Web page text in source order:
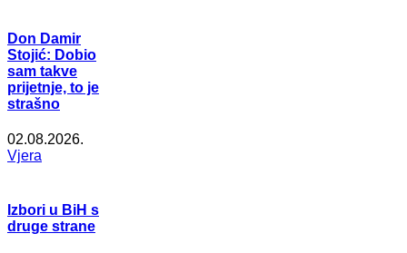
Don Damir
Stojić: Dobio
sam takve
prijetnje, to je
strašno
02.08.2026.
Vjera
Izbori u BiH s
druge strane